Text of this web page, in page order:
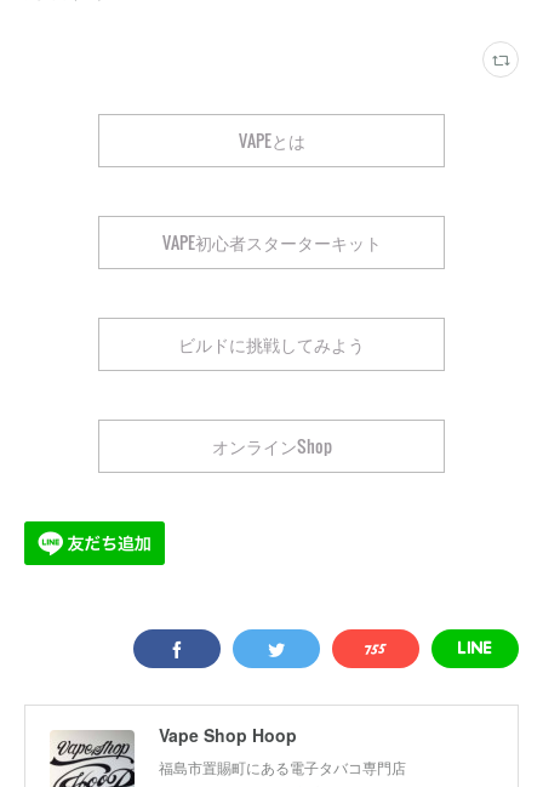
VAPEとは
VAPE初心者スターターキット
ビルドに挑戦してみよう
オンラインShop
Vape Shop Hoop
福島市置賜町にある電子タバコ専門店